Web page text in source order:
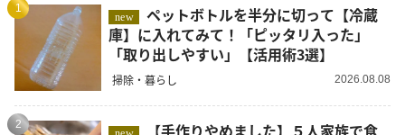
1
new
ペットボトルを半分に切って【冷蔵
庫】に入れてみて！「ピッタリ入った」
「取り出しやすい」【活用術3選】
掃除・暮らし 2026.08.08
2